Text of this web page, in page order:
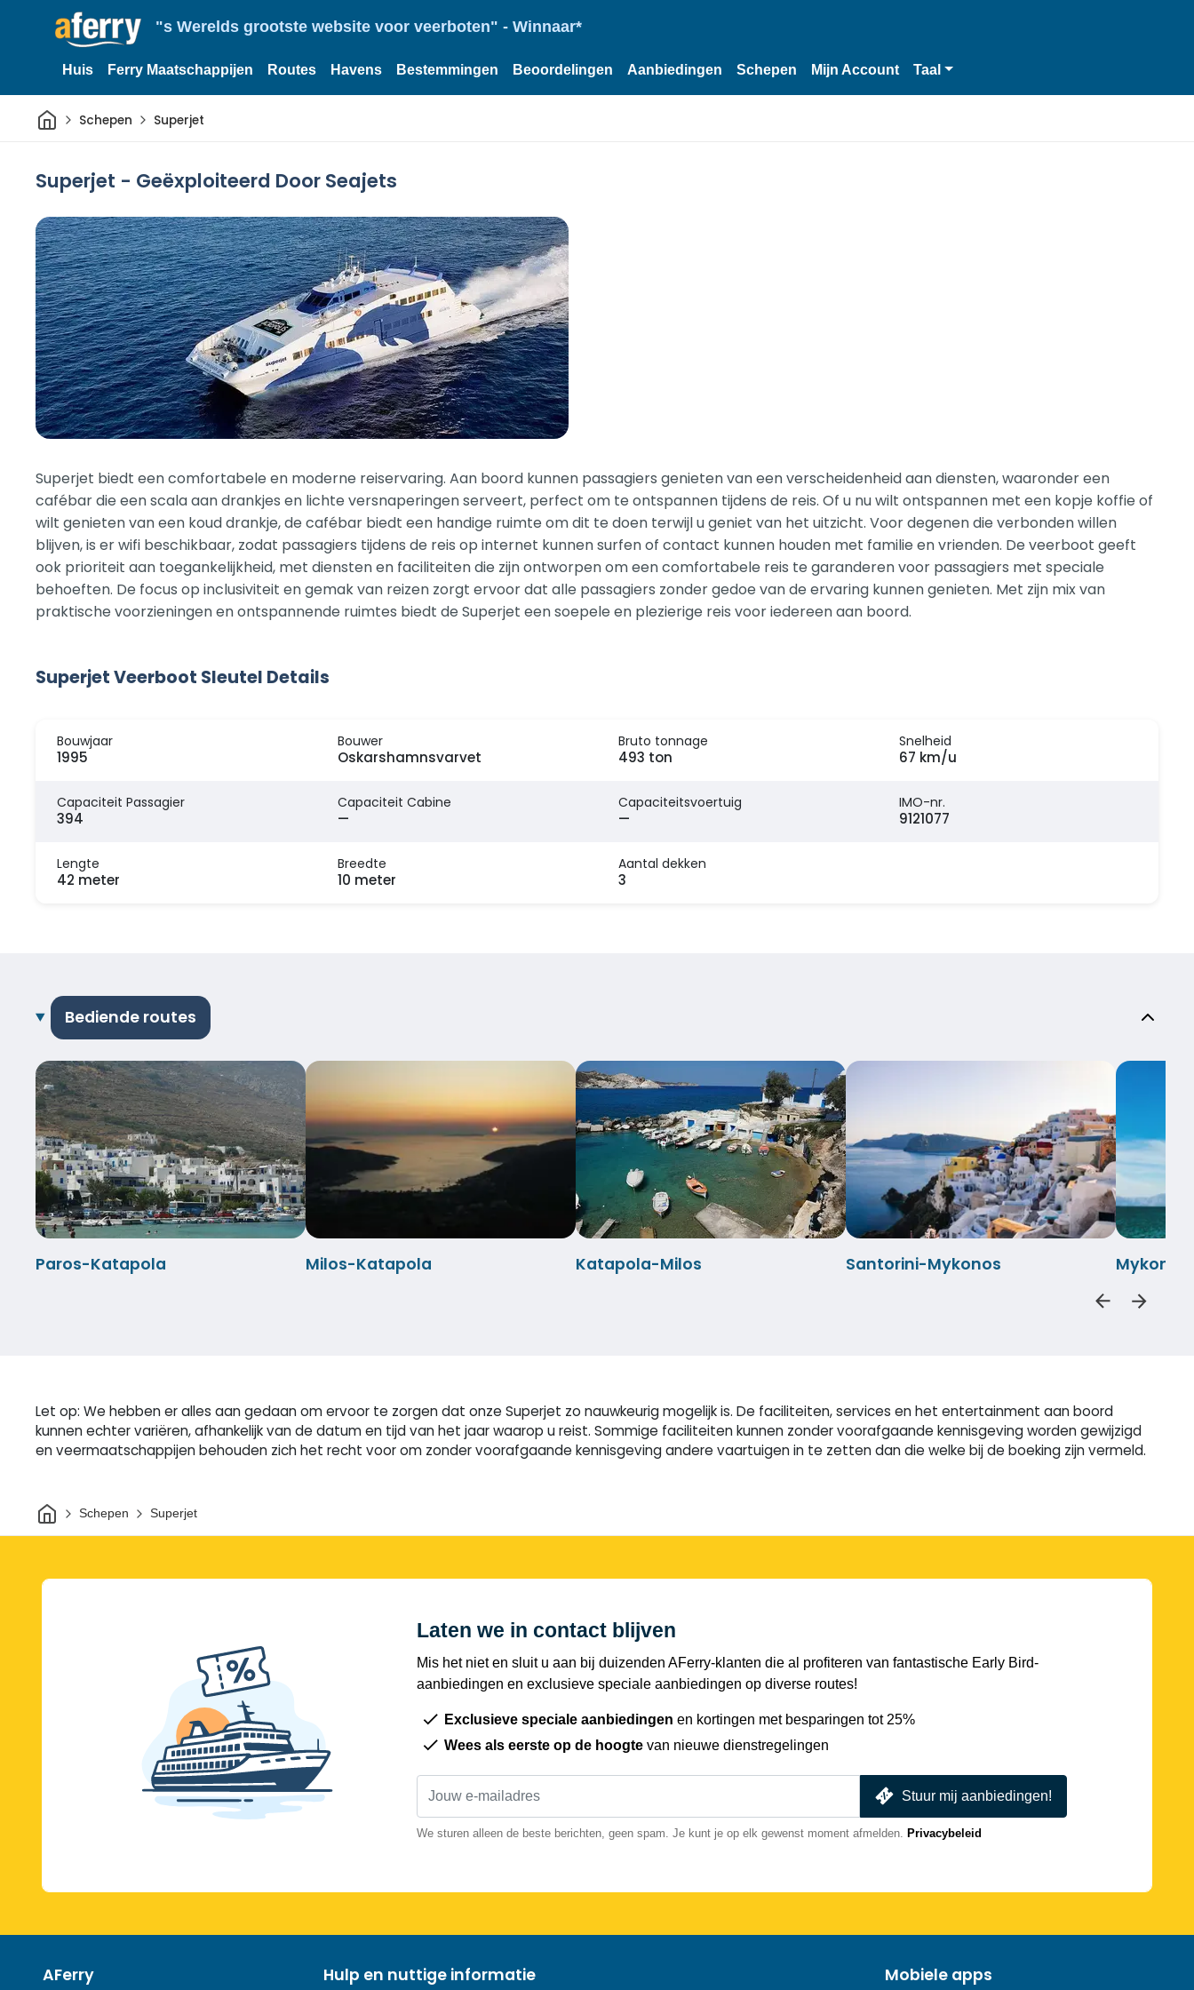
"s Werelds grootste website voor veerboten" - Winnaar*
Huis Ferry Maatschappijen Routes Havens Bestemmingen Beoordelingen Aanbiedingen Schepen Mijn Account Taal
ThuisSchepen Superjet
Superjet - Geëxploiteerd Door Seajets
Superjet biedt een comfortabele en moderne reiservaring. Aan boord kunnen passagiers genieten van een verscheidenheid aan diensten, waaronder een
cafébar die een scala aan drankjes en lichte versnaperingen serveert, perfect om te ontspannen tijdens de reis. Of u nu wilt ontspannen met een kopje koffie of
wilt genieten van een koud drankje, de cafébar biedt een handige ruimte om dit te doen terwijl u geniet van het uitzicht. Voor degenen die verbonden willen
blijven, is er wifi beschikbaar, zodat passagiers tijdens de reis op internet kunnen surfen of contact kunnen houden met familie en vrienden. De veerboot geeft
ook prioriteit aan toegankelijkheid, met diensten en faciliteiten die zijn ontworpen om een comfortabele reis te garanderen voor passagiers met speciale
behoeften. De focus op inclusiviteit en gemak van reizen zorgt ervoor dat alle passagiers zonder gedoe van de ervaring kunnen genieten. Met zijn mix van
praktische voorzieningen en ontspannende ruimtes biedt de Superjet een soepele en plezierige reis voor iedereen aan boord.
Superjet Veerboot Sleutel Details
Bouwjaar
1995
Bouwer
Oskarshamnsvarvet
Bruto tonnage
493 ton
Snelheid
67 km/u
Capaciteit Passagier
394
Capaciteit Cabine
—
Capaciteitsvoertuig
—
IMO-nr.
9121077
Lengte
42 meter
Breedte
10 meter
Aantal dekken
3
Bediende routes
Paros-Katapola Milos-Katapola Katapola-Milos Santorini-Mykonos
Let op: We hebben er alles aan gedaan om ervoor te zorgen dat onze Superjet zo nauwkeurig mogelijk is. De faciliteiten, services en het entertainment aan boord
kunnen echter variëren, afhankelijk van de datum en tijd van het jaar waarop u reist. Sommige faciliteiten kunnen zonder voorafgaande kennisgeving worden gewijzigd
en veermaatschappijen behouden zich het recht voor om zonder voorafgaande kennisgeving andere vaartuigen in te zetten dan die welke bij de boeking zijn vermeld.
ThuisSchepen Superjet
Laten we in contact blijven
Mis het niet en sluit u aan bij duizenden AFerry-klanten die al profiteren van fantastische Early Bird-
aanbiedingen en exclusieve speciale aanbiedingen op diverse routes!
Exclusieve speciale aanbiedingen en kortingen met besparingen tot 25%
Wees als eerste op de hoogte van nieuwe dienstregelingen
Stuur mij aanbiedingen!
We sturen alleen de beste berichten, geen spam. Je kunt je op elk gewenst moment afmelden. Privacybeleid
AFerry Hulp en nuttige informatie Mobiele apps